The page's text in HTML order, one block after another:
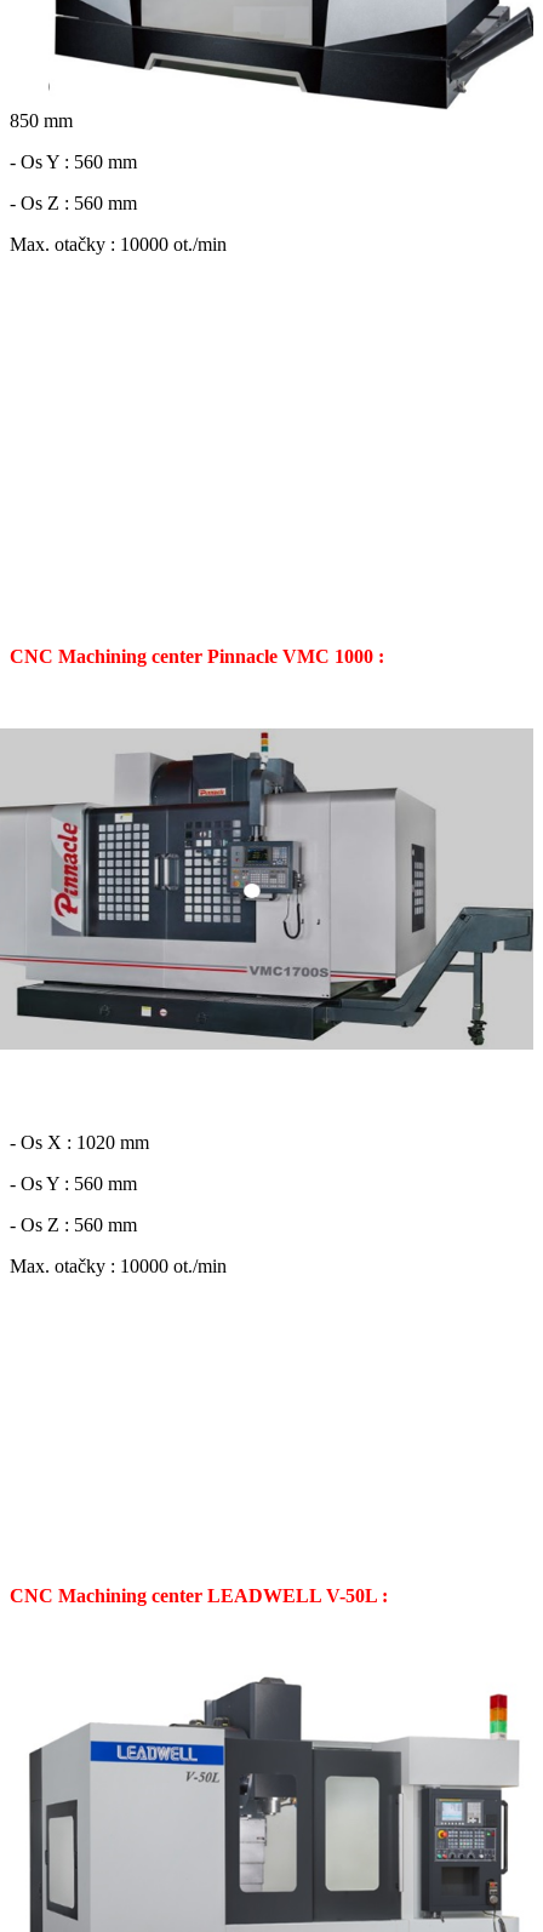
850 mm
- Os Y : 560 mm
- Os Z : 560 mm
Max. otačky : 10000 ot./min
CNC Machining center Pinnacle VMC 1000 :
- Os X : 1020 mm
- Os Y : 560 mm
- Os Z : 560 mm
Max. otačky : 10000 ot./min
CNC Machining center LEADWELL V-50L :